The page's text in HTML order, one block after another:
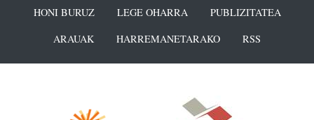
HONI BURUZ LEGE OHARRA
PUBLIZITATEA
ARAUAK
HARREMANETARAKO RSS